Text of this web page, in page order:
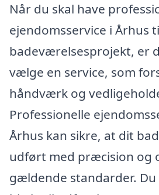
Når du skal have
ejendomsservice i Århus
badeværelsesprojekt, er
vælge en service, som
håndværk og
Professionelle
Århus kan sikre, at dit
udført med præcision og
gældende standarder. Du